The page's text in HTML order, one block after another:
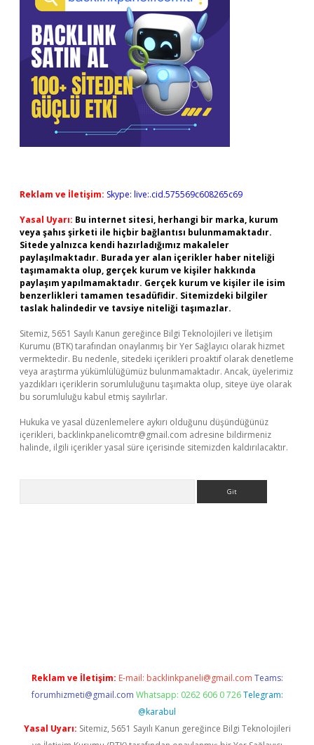
Reklam ve İletişim: Skype: live:.cid.575569c608265c69
Yasal Uyarı: Bu internet sitesi, herhangi bir marka, kurum
veya şahıs şirketi ile hiçbir bağlantısı bulunmamaktadır.
Sitede yalnızca kendi hazırladığımız makaleler
paylaşılmaktadır. Burada yer alan içerikler haber niteliği
taşımamakta olup, gerçek kurum ve kişiler hakkında
paylaşım yapılmamaktadır. Gerçek kurum ve kişiler ile isim
benzerlikleri tamamen tesadüfidir. Sitemizdeki bilgiler
taslak halindedir ve tavsiye niteliği taşımazlar.
Sitemiz, 5651 Sayılı Kanun gereğince Bilgi Teknolojileri ve İletişim
Kurumu (BTK) tarafından onaylanmış bir Yer Sağlayıcı olarak hizmet
vermektedir. Bu nedenle, sitedeki içerikleri proaktif olarak denetleme
veya araştırma yükümlülüğümüz bulunmamaktadır. Ancak, üyelerimiz
yazdıkları içeriklerin sorumluluğunu taşımakta olup, siteye üye olarak
bu sorumluluğu kabul etmiş sayılırlar.
Hukuka ve yasal düzenlemelere aykırı olduğunu düşündüğünüz
içerikleri, backlinkpanelicomtr@gmail.com adresine bildirmeniz
halinde, ilgili içerikler yasal süre içerisinde sitemizden kaldırılacaktır.
Reklam ve İletişim: E-mail: backlinkpaneli@gmail.com Teams:
forumhizmeti@gmail.com Whatsapp: 0262 606 0 726 Telegram:
@karabul
Yasal Uyarı: Sitemiz, 5651 Sayılı Kanun gereğince Bilgi Teknolojileri